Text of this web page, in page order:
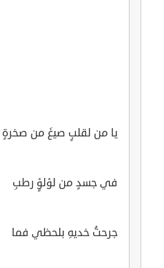
يا من لقلبٍ صيغَ من صخرةٍ
في جسدٍ من لؤلؤٍ رطبِ
جرحتُ خديهِ بلحظي فما